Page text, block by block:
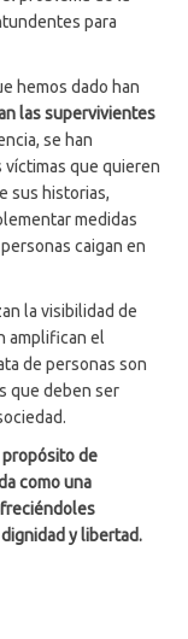
para
hemos dado han
las supervivientes
se han
que quieren
sus historias,
medidas
caigan en
la visibilidad de
amplifican el
de personas son
que deben ser
propósito de
como una
y libertad.